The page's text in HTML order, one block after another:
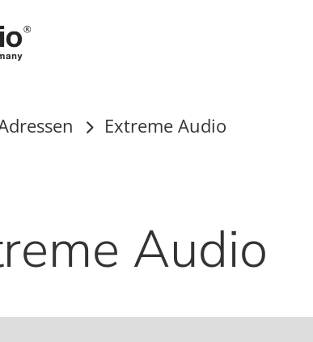
Extreme Audio
Audio